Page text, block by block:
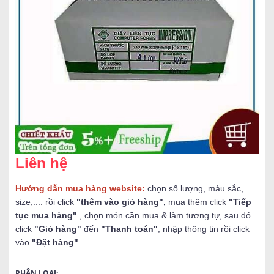
Liên hệ
Hướng dẫn mua hàng website: chọn số lượng, màu sắc,
size,.... rồi click "thêm vào giỏ hàng", mua thêm click "Tiếp
tục mua hàng" , chọn món cần mua & làm tương tự, sau đó
click "Giỏ hàng" đến "Thanh toán" , nhập thông tin rồi click
vào "Đặt hàng"